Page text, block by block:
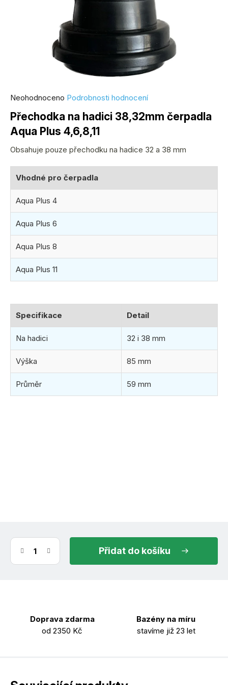
Přechodka na hadici 38,32mm čerpadla
Aqua Plus 4,6,8,11
Průměrné
produktu
je
0,0
hvězdiček.
Neohodnoceno Podrobnosti hodnocení
Obsahuje pouze přechodku na hadice 32 a 38 mm
Vhodné pro čerpadla
Aqua Plus 4
Aqua Plus 6
Aqua Plus 8
Aqua Plus 11
Specifikace Detail
Na hadici 32 i 38 mm
Výška 85 mm
Průměr 59 mm
do košíku
Doprava zdarma
od 2350 Kč
Bazény na míru
stavíme již 23 let